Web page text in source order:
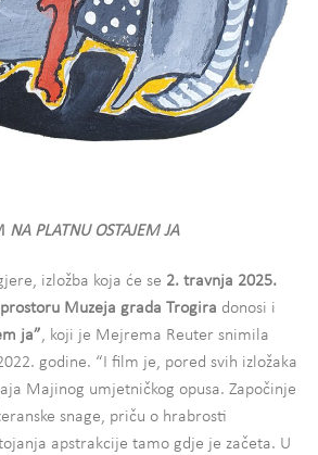
NA PLATNU OSTAJEM JA
izložba koja će se 2. travnja 2025.
Muzeja grada Trogira donosi i
ja”, koji je Mejrema Reuter snimila
godine. “I film je, pored svih izložaka
Majinog umjetničkog opusa. Započinje
snage, priču o hrabrosti
apstrakcije tamo gdje je začeta. U